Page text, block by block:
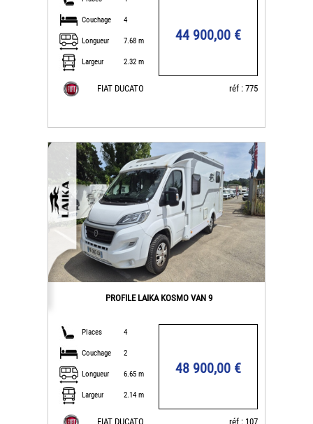
Couchage 4
Longueur 7.68 m
Largeur 2.32 m
44 900,00 €
FIAT DUCATO réf : 775
PROFILE LAIKA KOSMO VAN 9
Places 4
Couchage 2
Longueur 6.65 m
Largeur 2.14 m
48 900,00 €
FIAT DUCATO réf : 107